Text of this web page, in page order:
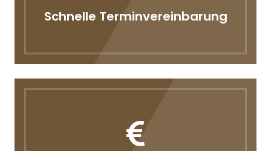
Schnelle Terminvereinbarung